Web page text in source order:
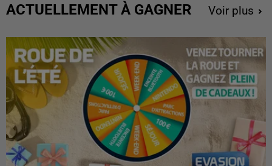
ACTUELLEMENT À GAGNER Voir plus